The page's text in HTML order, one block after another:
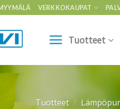
VERKKOKAUPAT
Tuotteet
Tuotteet /